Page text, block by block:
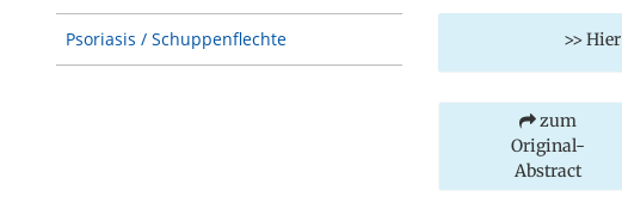
Psoriasis / Schuppenflechte >>
zum
Original-
Abstract